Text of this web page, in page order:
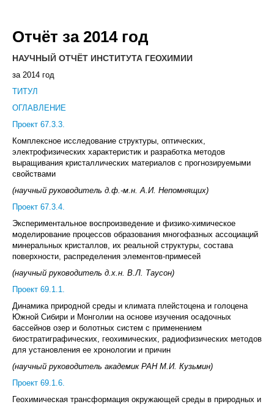
Отчёт за 2014 год
НАУЧНЫЙ ОТЧЁТ ИНСТИТУТА ГЕОХИМИИ
за 2014 год
ТИТУЛ
ОГЛАВЛЕНИЕ
Проект 67.3.3.
Комплексное исследование структуры, оптических,
электрофизических характеристик и разработка методов
выращивания кристаллических материалов с прогнозируемыми
свойствами
(научный руководитель д.ф.-м.н. А.И. Непомнящих)
Проект 67.3.4.
Экспериментальное воспроизведение и физико-химическое
моделирование процессов образования многофазных ассоциаций
минеральных кристаллов, их реальной структуры, состава
поверхности, распределения элементов-примесей
(научный руководитель д.х.н. В.Л. Таусон)
Проект 69.1.1.
Динамика природной среды и климата плейстоцена и голоцена
Южной Сибири и Монголии на основе изучения осадочных
бассейнов озер и болотных систем с применением
биостратиграфических, геохимических, радиофизических методов
для установления ее хронологии и причин
(научный руководитель академик РАН М.И. Кузьмин)
Проект 69.1.6.
Геохимическая трансформация окружающей среды в природных и